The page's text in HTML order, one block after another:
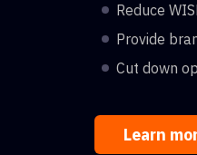
Reduce
Provide
Cut down
Learn